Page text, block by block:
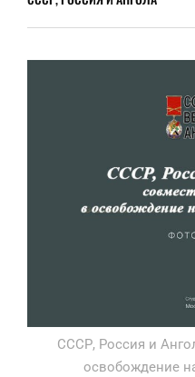
СССР, Россия и
освобождение